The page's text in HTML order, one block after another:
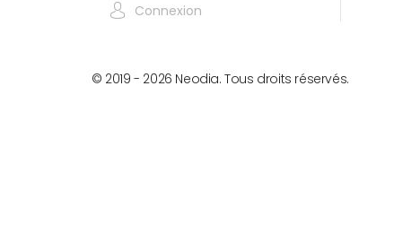
Connexion
© 2019 - 2026 Neodia. Tous droits réservés.